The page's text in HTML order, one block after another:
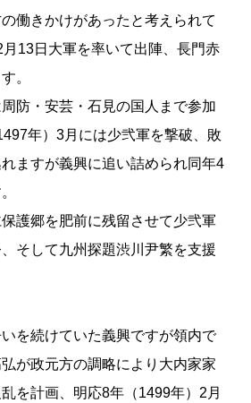
働きかけがあったと考えられて
13日大軍を率いて出陣、長門赤
。
防・安芸・石見の国人まで参加
年）3月には少弐軍を撃破、敗
ますが義興に追い詰められ同年4
護郷を肥前に残留させて少弐軍
そして九州探題渋川尹繁を支援
を続けていた義興ですが領内で
が政元方の調略により大内家家
を計画、明応8年（1499年）2月